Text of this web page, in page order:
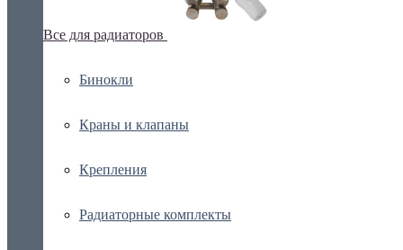
Все для радиаторов
Бинокли
Краны и клапаны
Крепления
Радиаторные комплекты